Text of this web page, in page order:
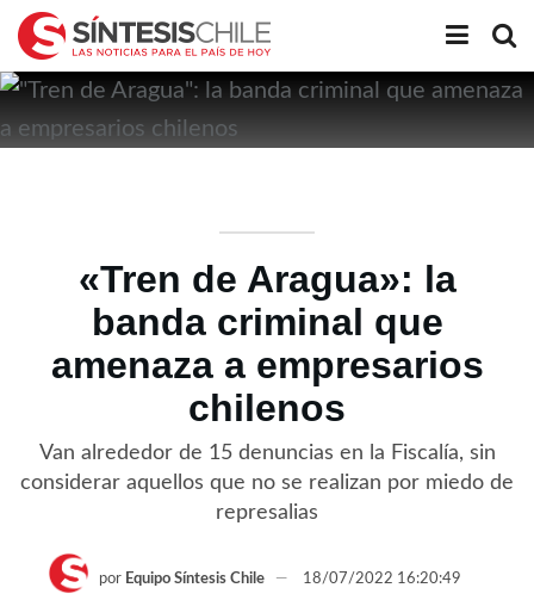
«Tren de Aragua»: la
banda criminal que
amenaza a empresarios
chilenos
Van alrededor de 15 denuncias en la Fiscalía, sin
considerar aquellos que no se realizan por miedo de
represalias
por Equipo Síntesis Chile 18/07/2022 16:20:49